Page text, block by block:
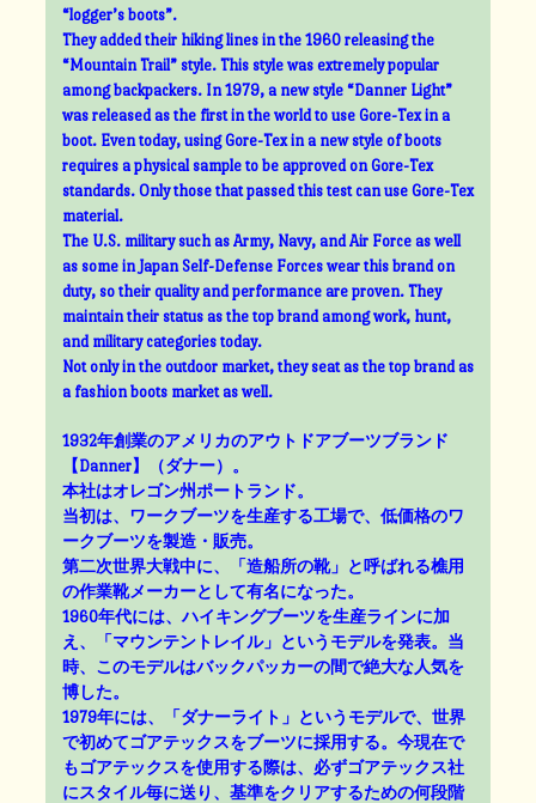
“logger’s boots”.
They added their hiking lines in the 1960 releasing the
“Mountain Trail” style. This style was extremely popular
among backpackers. In 1979, a new style “Danner Light”
was released as the first in the world to use Gore-Tex in a
boot. Even today, using Gore-Tex in a new style of boots
requires a physical sample to be approved on Gore-Tex
standards. Only those that passed this test can use Gore-Tex
material.
The U.S. military such as Army, Navy, and Air Force as well
as some in Japan Self-Defense Forces wear this brand on
duty, so their quality and performance are proven. They
maintain their status as the top brand among work, hunt,
and military categories today.
Not only in the outdoor market, they seat as the top brand as
a fashion boots market as well.
1932年創業のアメリカのアウトドアブーツブランド
【Danner】（ダナー）。
本社はオレゴン州ポートランド。
当初は、ワークブーツを生産する工場で、低価格のワ
ークブーツを製造・販売。
第二次世界大戦中に、「造船所の靴」と呼ばれる樵用
の作業靴メーカーとして有名になった。
1960年代には、ハイキングブーツを生産ラインに加
え、「マウンテントレイル」というモデルを発表。当
時、このモデルはバックパッカーの間で絶大な人気を
博した。
1979年には、「ダナーライト」というモデルで、世界
で初めてゴアテックスをブーツに採用する。今現在で
もゴアテックスを使用する際は、必ずゴアテックス社
にスタイル毎に送り、基準をクリアするための何段階